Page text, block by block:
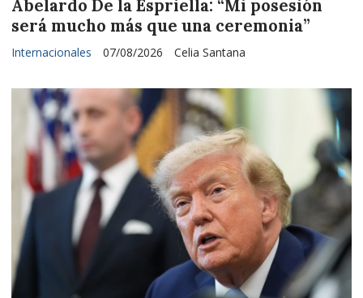
Abelardo De la Espriella: “Mi posesión
será mucho más que una ceremonia”
Celia Santana
Internacionales 07/08/2026